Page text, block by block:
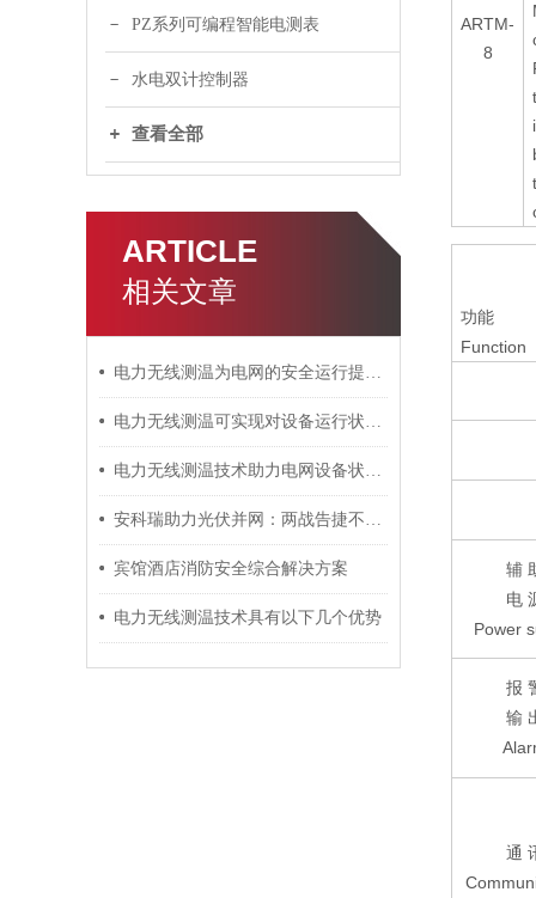
PZ系列可编程智能电测表
水电双计控制器
查看全部
ARTICLE
相关文章
电力无线测温为电网的安全运行提供了有力保障
电力无线测温可实现对设备运行状态的远程监控
电力无线测温技术助力电网设备状态监测
安科瑞助力光伏并网：两战告捷不松劲，持续护航再出发
宾馆酒店消防安全综合解决方案
电力无线测温技术具有以下几个优势
ARTM-
8
功能
Function
辅
电
Power
报
输
通